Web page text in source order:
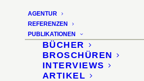
AGENTUR
REFERENZEN
PUBLIKATIONEN
BÜCHER
BROSCHÜREN
INTERVIEWS
ARTIKEL
Auf dem Weg zu
klimaneutralem
thyssenkrupp Steel